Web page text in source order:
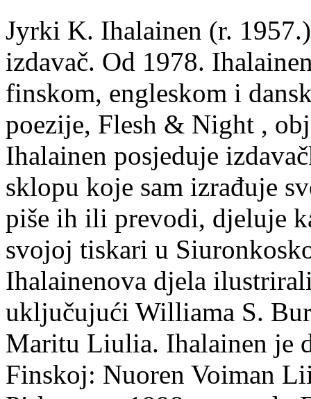
Jyrki K. Ihalainen (r.
izdavač. Od 1978.
finskom, engleskom i
poezije, Flesh & Night ,
Ihalainen posjeduje
sklopu koje sam izrađuje
piše ih ili prevodi, djeluje
svojoj tiskari u
Ihalainenova djela
uključujući Williama S.
Maritu Liulia. Ihalainen je
Finskoj: Nuoren Voiman